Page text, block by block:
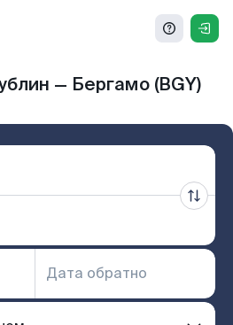
— Бергамо (BGY)